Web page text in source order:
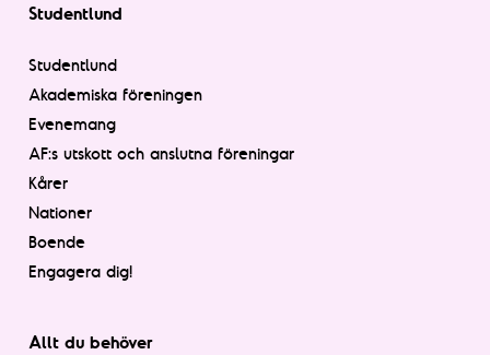
Studentlund
Studentlund
Akademiska föreningen
Evenemang
AF:s utskott och anslutna föreningar
Kårer
Nationer
Boende
Engagera dig!
Allt du behöver